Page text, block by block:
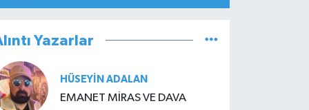
Yazarlar
HÜSEYIN ADALAN
EMANET MİRAS VE DAVA